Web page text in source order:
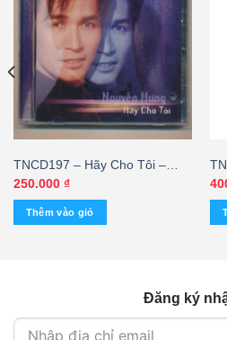
TNCD197 – Hãy Cho Tôi –
Nguyễn Hưng – cái
250.000 ₫
Thêm vào giỏ
Đăng ký